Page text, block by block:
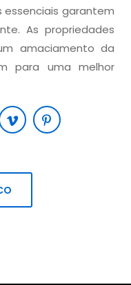
essenciais garantem
As propriedades
amaciamento da
para uma melhor